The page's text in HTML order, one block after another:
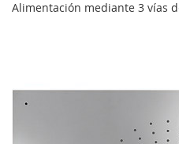
Alimentación mediante 3 vías